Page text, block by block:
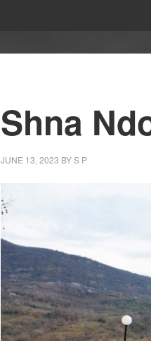
Shna
JUNE 13, 2023 BYS P